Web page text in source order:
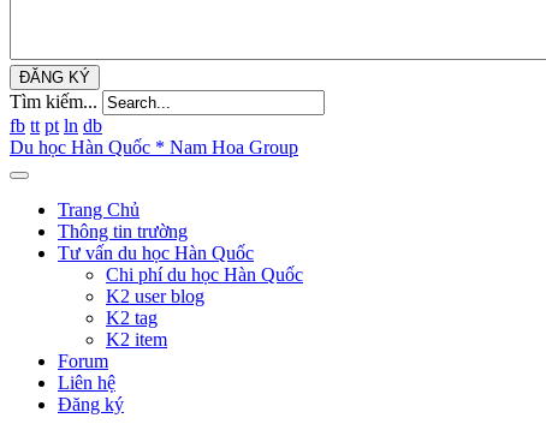
ĐĂNG KÝ
Tìm kiếm...
fb tt pt ln db
Du học Hàn Quốc * Nam Hoa Group
Trang Chủ
Thông tin trường
Tư vấn du học Hàn Quốc
Chi phí du học Hàn Quốc
K2 user blog
K2 tag
K2 item
Forum
Liên hệ
Đăng ký